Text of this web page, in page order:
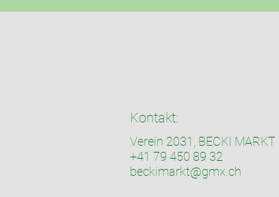
Kontakt:
Verein 2031, BECKI MARKT
+41 79 450 89 32
beckimarkt@gmx.ch